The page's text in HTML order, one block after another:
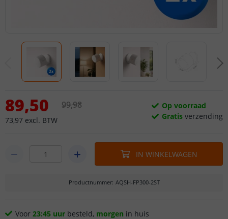
89,50
73,97 excl. BTW
99,98
Op voorraad
Gratis verzending
IN WINKELWAGEN
Productnummer: AQSH-FP300-2ST
Voor 23:45 uur besteld, morgen in huis